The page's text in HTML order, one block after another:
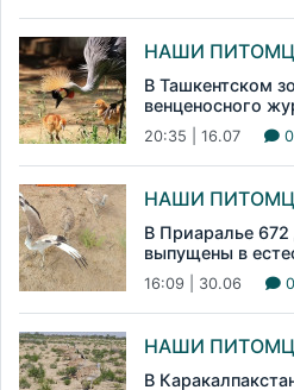
НАШИ
В Ташкентском
венценосного
20:35 | 16.07 0
НАШИ
В Приаралье
выпущены в
16:09 | 30.06 0
НАШИ
В